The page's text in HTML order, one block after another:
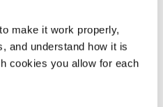
make it work properly,
and understand how it is
cookies you allow for each